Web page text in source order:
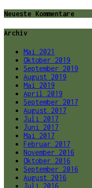
Neueste Kommentare
Archiv
Mai 2021
Oktober 2019
September 2019
August 2019
Mai 2019
April 2019
September 2017
August 2017
Juli 2017
Juni 2017
Mai 2017
Februar 2017
November 2016
Oktober 2016
September 2016
August 2016
Juli 2016